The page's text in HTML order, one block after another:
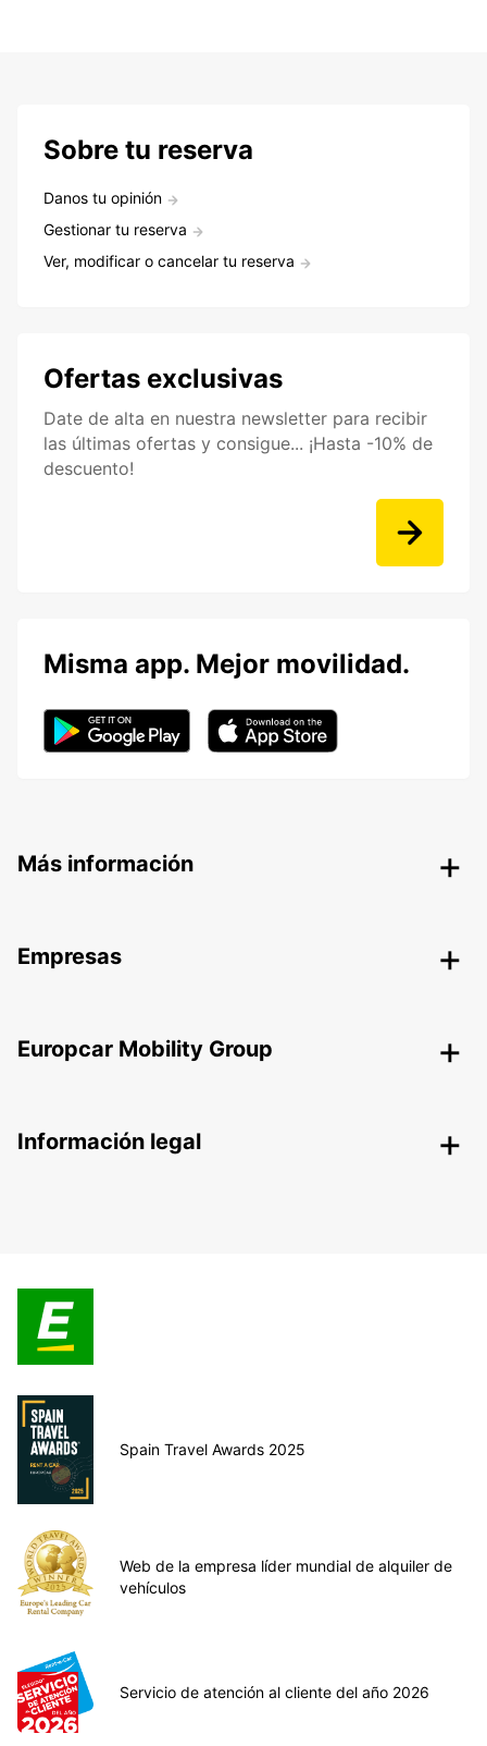
Sobre tu reserva
Danos tu opinión
Gestionar tu reserva
Ver, modificar o cancelar tu reserva
Ofertas exclusivas
Date de alta en nuestra newsletter para recibir
las últimas ofertas y consigue... ¡Hasta -10% de
descuento!
Misma app. Mejor movilidad.
Más información
Empresas
Europcar Mobility Group
Información legal
Spain Travel Awards 2025
Web de la empresa líder mundial de alquiler de
vehículos
Servicio de atención al cliente del año 2026